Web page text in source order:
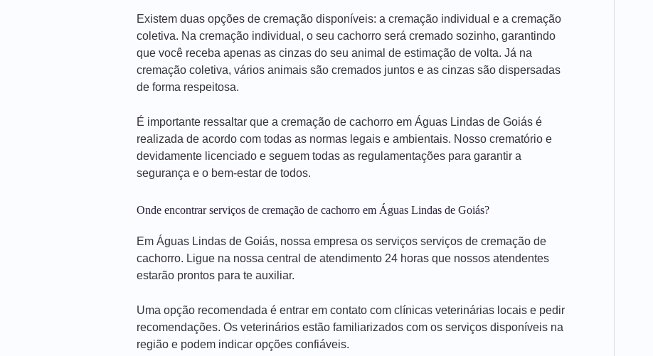
Existem duas opções de cremação disponíveis: a cremação individual e a cremação
coletiva. Na cremação individual, o seu cachorro será cremado sozinho, garantindo
que você receba apenas as cinzas do seu animal de estimação de volta. Já na
cremação coletiva, vários animais são cremados juntos e as cinzas são dispersadas
de forma respeitosa.
É importante ressaltar que a cremação de cachorro em Águas Lindas de Goiás é
realizada de acordo com todas as normas legais e ambientais. Nosso crematório e
devidamente licenciado e seguem todas as regulamentações para garantir a
segurança e o bem-estar de todos.
Onde encontrar serviços de cremação de cachorro em Águas Lindas de Goiás?
Em Águas Lindas de Goiás, nossa empresa os serviços serviços de cremação de
cachorro. Ligue na nossa central de atendimento 24 horas que nossos atendentes
estarão prontos para te auxiliar.
Uma opção recomendada é entrar em contato com clínicas veterinárias locais e pedir
recomendações. Os veterinários estão familiarizados com os serviços disponíveis na
região e podem indicar opções confiáveis.